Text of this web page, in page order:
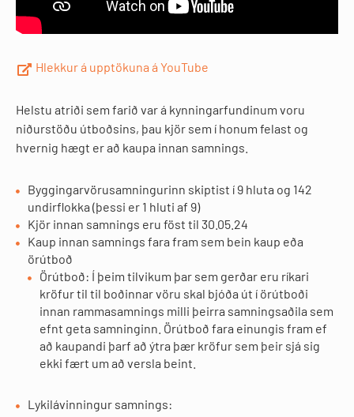
Hlekkur á upptökuna á YouTube
Helstu atriði sem farið var á kynningarfundinum voru
niðurstöðu útboðsins, þau kjör sem í honum felast og
hvernig hægt er að kaupa innan samnings.
Byggingarvörusamningurinn skiptist í 9 hluta og 142
undirflokka (þessi er 1 hluti af 9)
Kjör innan samnings eru föst til 30.05.24
Kaup innan samnings fara fram sem bein kaup eða
örútboð
Örútboð: Í þeim tilvikum þar sem gerðar eru ríkari
kröfur til til boðinnar vöru skal bjóða út í örútboði
innan rammasamnings milli þeirra samningsaðila sem
efnt geta samninginn. Örútboð fara einungis fram ef
að kaupandi þarf að ýtra þær kröfur sem þeir sjá sig
ekki fært um að versla beint.
Lykilávinningur samnings: